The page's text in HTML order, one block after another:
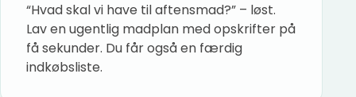
“Hvad skal vi have til aftensmad?” – løst.
Lav en ugentlig madplan med opskrifter på
få sekunder. Du får også en færdig
indkøbsliste.